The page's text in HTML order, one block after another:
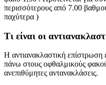
περισσότερους από 7.00
παχύτερα )
Τι είναι οι
Η αντιανακλαστική επίστρωση
πάνω στους οφθαλμικούς
ανεπιθύμητες αντανακλάσεις.